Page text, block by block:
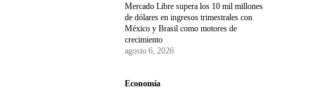
Mercado Libre supera los 10 mil millones
de dólares en ingresos trimestrales con
México y Brasil como motores de
crecimiento
agosto 6, 2026
Economía